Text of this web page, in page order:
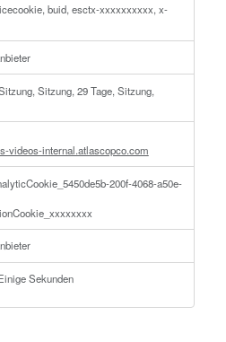
Cookies
der Website erforderlich und
werden. In der Regel werden
auf von Ihnen getätigte Aktionen
wie etwa dem Festlegen Ihrer
dem Anmelden oder dem Ausfüllen
Cookies benachrichtigt werden.
dann aber nicht. Diese
Daten.
agre.de
,OptanonConsent
Erstanbieter